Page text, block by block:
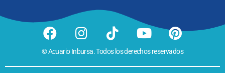
© Acuario Inbursa. Todos los derechos reservados